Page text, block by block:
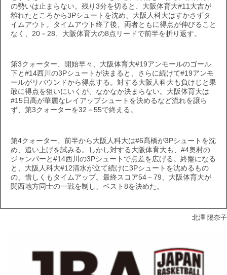
の勢いは止まらない。残り3分を切ると、大阪体育大#11大吉が
離れたところから3Pシュートを沈め、大阪人科大はすかさずタ
イムアウト。タイムアウト終了後、両者ともに得点が伸びること
なく、20－28、大阪体育大の8点リードで前半を折り返す。
第3クォーター、開始早々、大阪体育大#19アンモールのゴール
下と#14西川の3Pシュートが決まると、さらに続けて#19アンモ
ールがリバウンドから得点する。対する大阪人科大も負けじと果
敢に得点を狙いにいくが、なかなか決まらない。大阪体育大は
#15日高が華麗なレイアップシュートを決めるなど流れを譲ら
ず、第3クォーターを32－55で終える。
第4クォーター、前半から大阪人科大は#6髙橋が3Pシュートを沈
め、追い上げを試みる。しかし対する大阪体育大も、#4奥村の
ジャンパーと#14西川の3Pシュートで点差を広げる。終盤になる
と、大阪人科大#12清水が立て続けに3Pシュートを沈めるもの
の、惜しくもタイムアップ。最終スコア54－79、大阪体育大が
関西地方同士の一戦を制し、ベスト8を決めた。
北澤 陽奈子